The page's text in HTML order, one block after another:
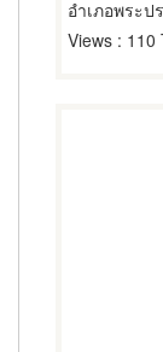
อำเภอพระป
Views : 110